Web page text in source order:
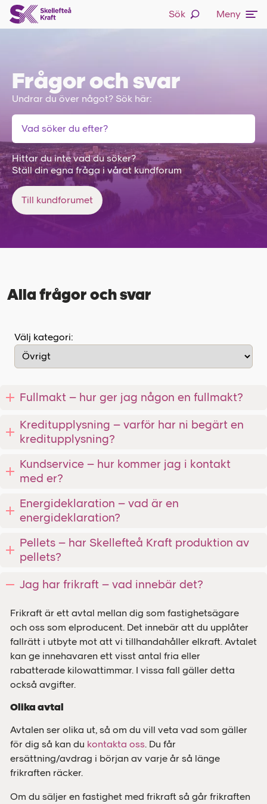
Sök
Meny
Frågor och svar
Undrar du över något? Sök här:
Hittar du inte vad du söker?
Ställ din egna fråga i vårat kundforum
Till kundforumet
Alla frågor och svar
Välj kategori:
Fullmakt – hur ger jag någon en fullmakt?
Kreditupplysning – varför har ni begärt en
kreditupplysning?
Kundservice – hur kommer jag i kontakt
med er?
Energideklaration – vad är en
energideklaration?
Pellets – har Skellefteå Kraft produktion av
pellets?
Jag har frikraft – vad innebär det?
Frikraft är ett avtal mellan dig som fastighetsägare
och oss som elproducent. Det innebär att du upplåter
fallrätt i utbyte mot att vi tillhandahåller elkraft. Avtalet
kan ge innehavaren ett visst antal fria eller
rabatterade kilowattimmar. I vissa fall gäller detta
också avgifter.
Olika avtal
Avtalen ser olika ut, så om du vill veta vad som gäller
för dig så kan du kontakta oss. Du får
ersättning/avdrag i början av varje år så länge
frikraften räcker.
Om du säljer en fastighet med frikraft så går frikraften